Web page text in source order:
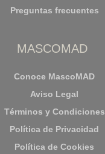
Preguntas frecuentes
MASCOMAD
Conoce MascoMAD
Aviso Legal
Términos y Condiciones
Política de Privacidad
Política de Cookies